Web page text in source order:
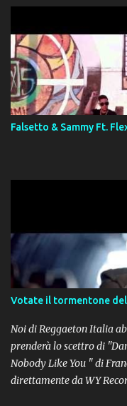
Falsetto & Sammy Ft.
Votate il tormentone
Noi di Reggaeton Italia
prenderà lo scettro di
Nobody Like You " di
direttamente da WY